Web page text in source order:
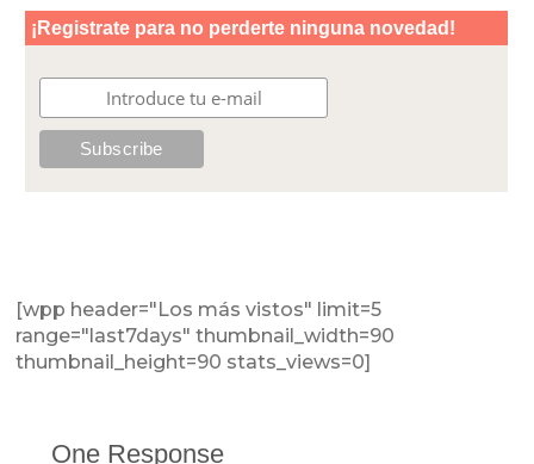
[wpp header="Los más vistos" limit=5
range="last7days" thumbnail_width=90
thumbnail_height=90 stats_views=0]
One Response